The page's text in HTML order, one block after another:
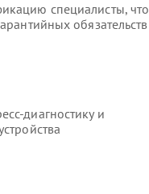
специалисты, что
обязательств
диагностику и